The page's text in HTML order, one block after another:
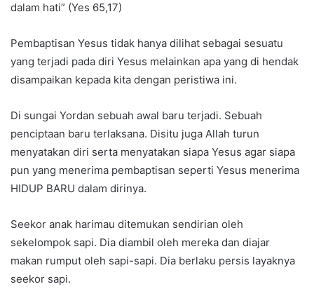
dalam hati” (Yes 65,17)
Pembaptisan Yesus tidak hanya dilihat sebagai sesuatu
yang terjadi pada diri Yesus melainkan apa yang di hendak
disampaikan kepada kita dengan peristiwa ini.
Di sungai Yordan sebuah awal baru terjadi. Sebuah
penciptaan baru terlaksana. Disitu juga Allah turun
menyatakan diri serta menyatakan siapa Yesus agar siapa
pun yang menerima pembaptisan seperti Yesus menerima
HIDUP BARU dalam dirinya.
Seekor anak harimau ditemukan sendirian oleh
sekelompok sapi. Dia diambil oleh mereka dan diajar
makan rumput oleh sapi-sapi. Dia berlaku persis layaknya
seekor sapi.